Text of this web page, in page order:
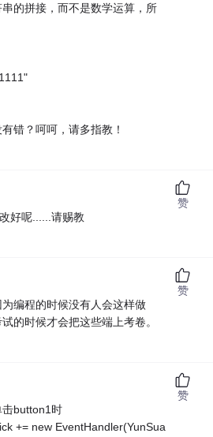
的拼接，而不是数学运算，所
错？呵呵，请多指教！
好呢......请赐教
赞
编程的时候没有人会这样做
的时候才会把这些端上考卷。
赞
button1时
+= new EventHandler(YunSua
赞